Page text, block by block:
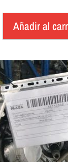
Añadir al